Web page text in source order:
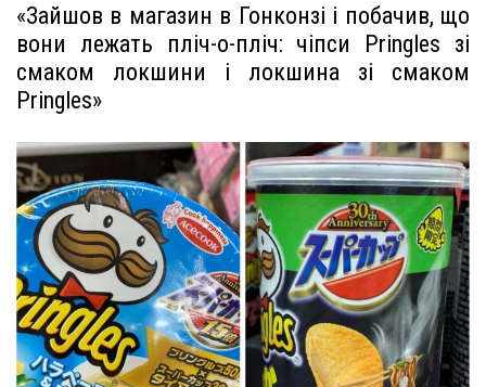
«Зайшов в магазин в Гонконзі і побачив, що
вони лежать пліч-о-пліч: чіпси Pringles зі
смаком локшини і локшина зі смаком
Pringles»